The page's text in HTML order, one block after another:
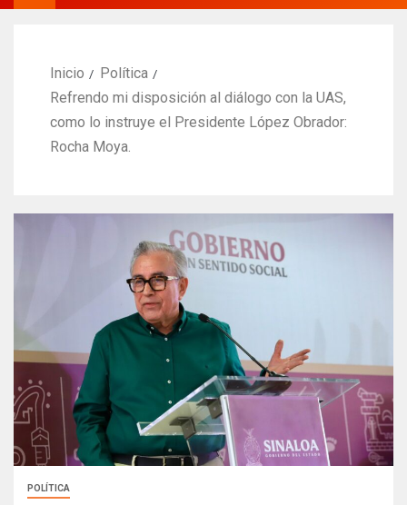
Inicio
Política
Refrendo mi disposición al diálogo con la UAS,
como lo instruye el Presidente López Obrador:
Rocha Moya.
POLÍTICA